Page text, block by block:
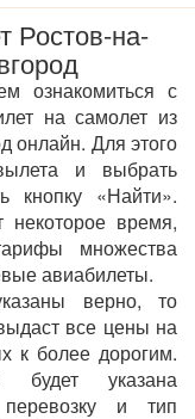
Ростов-на-
ознакомиться с
на самолет из
онлайн. Для этого
и выбрать
кнопку «Найти».
некоторое время,
множества
авиабилеты.
верно, то
все цены на
к более дорогим.
указана
и тип